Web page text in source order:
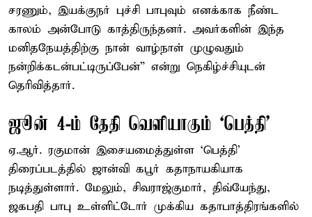
சரணும், இயக்குநர் புச்சி பாபுவும் எனக்காக நீண்ட
காலம் அன்போடு காத்திருந்தனர். அவர்களின் இந்த
மனிதநேயத்திற்கு நான் வாழ்நாள் முழுவதும்
நன்றிக்கடன்பட்டிருப்பேன்” என்று நெகிழ்ச்சியுடன்
தெரிவித்தார்.
ஜூன் 4-ம் தேதி வெளியாகும் ‘பெத்தி’
ஏ.ஆர். ரகுமான் இசையமைத்துள்ள ‘பெத்தி’
திரைப்படத்தில் ஜான்வி கபூர் கதாநாயகியாக
நடித்துள்ளார். மேலும், சிவராஜ்குமார், திவ்யேந்து,
ஜகபதி பாபு உள்ளிட்டோர் முக்கிய கதாபாத்திரங்களில்